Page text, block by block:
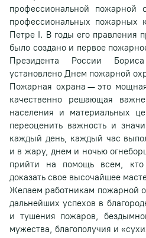
профессиональной
профессиональных пожарных
Петре I. В годы его правления
было создано и первое
Президента России
установлено Днем пожарной
Пожарная охрана — это
качественно решающая
населения и материальных
переоценить важность и
каждый день, каждый час
и в жару, днем и ночью
прийти на помощь всем,
доказать свое высочайшее
Желаем работникам пожарной
дальнейших успехов в
и тушения пожаров,
мужества, благополучия и